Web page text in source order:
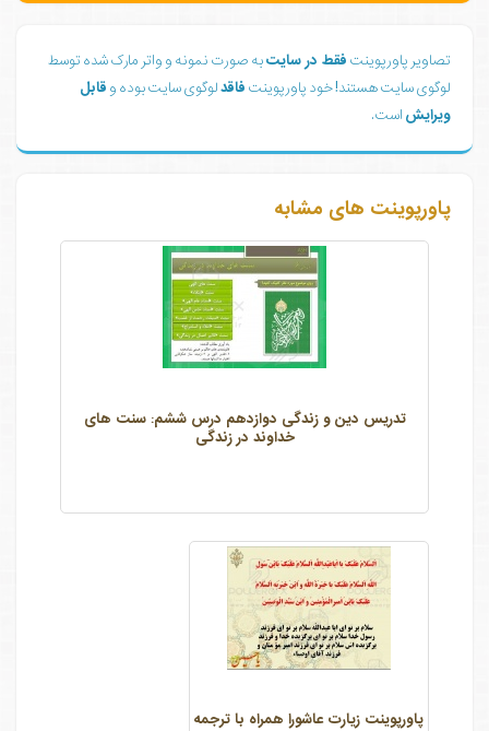
تصاویر پاورپوینت فقط در سایتبه صورت نمونه و واتر مارک شده توسط
لوگوی سایت هستند! خود پاورپوینت فاقدلوگوی سایت بوده و قابل
ویرایش است.
پاورپوینت های مشابه
تدریس دین و زندگی دوازدهم درس ششم: سنت های
خداوند در زندگی
پاورپوینت زیارت عاشورا همراه با ترجمه